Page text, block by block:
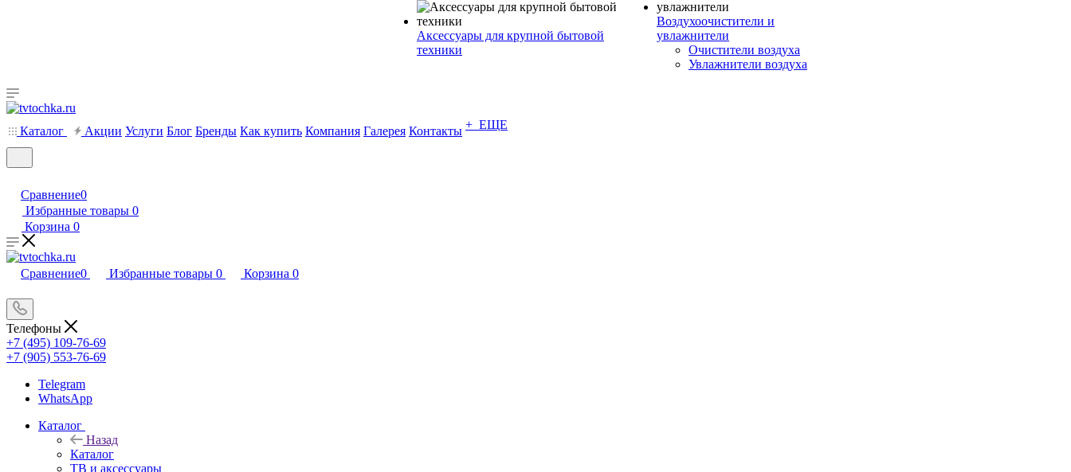
Аксессуары для крупной бытовой
техники
Воздухоочистители и
увлажнители
Очистители воздуха
Увлажнители воздуха
Каталог Акции Услуги Блог Бренды Как купить Компания Галерея Контакты + ЕЩЕ
Сравнение0
Избранные товары 0
Корзина 0
Сравнение0 Избранные товары 0 Корзина 0
Телефоны
+7 (495) 109-76-69
+7 (905) 553-76-69
Telegram
WhatsApp
Каталог
Назад
Каталог
ТВ и аксессуары